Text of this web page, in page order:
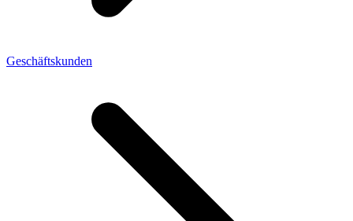
Geschäftskunden